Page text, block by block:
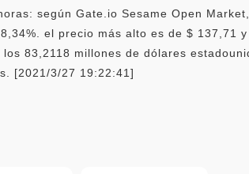
según Gate.io Sesame Open
el precio más alto es de $ 137,71
83,2118 millones de dólares
[2021/3/27 19:22:41]